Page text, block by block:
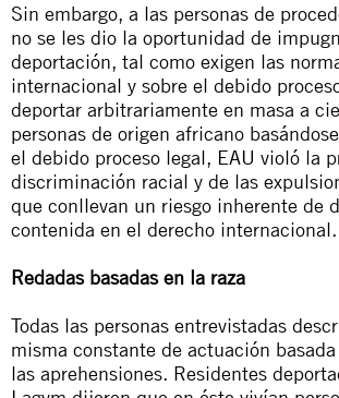
Sin embargo, a las personas de
no se les dio la oportunidad de
deportación, tal como exigen las
internacional y sobre el debido
deportar arbitrariamente en masa a
personas de origen africano
el debido proceso legal, EAU violó la
discriminación racial y de las
que conllevan un riesgo inherente de
contenida en el derecho internacional.
Redadas basadas en la raza
Todas las personas entrevistadas
misma constante de actuación
las aprehensiones. Residentes